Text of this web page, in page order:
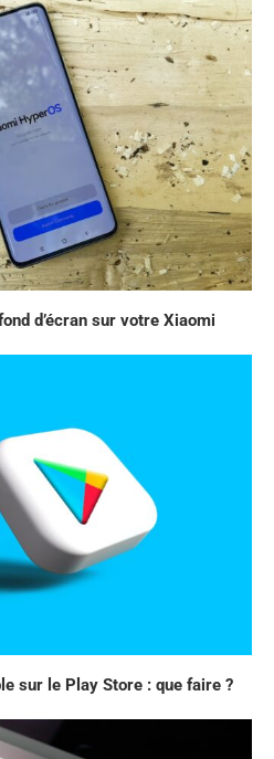
d’écran sur votre Xiaomi
sur le Play Store : que faire ?